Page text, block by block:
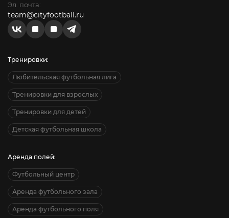
Эл. почта:
team@cityfootball.ru
Тренировки:
Любительская футбольная лига
Тренировки для взрослых
Тренировки для детей
Детская футбольная школа
Аренда полей:
Футбольный центр
Аренда футбольного зала
Аренда футбольного поля